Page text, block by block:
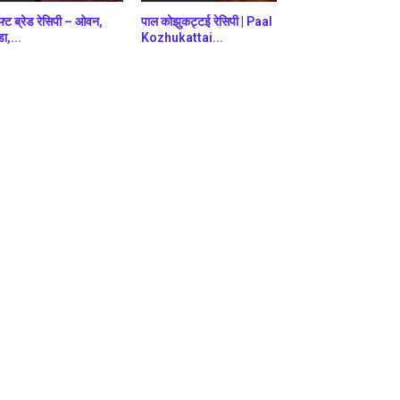
ब्रेड रेसिपी – ओवन,
पाल कोझुकट्टई रेसिपी | Paal
Kozhukattai...